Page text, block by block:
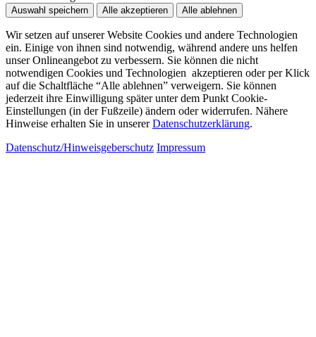
Auswahl speichern Alle akzeptieren Alle ablehnen
Wir setzen auf unserer Website Cookies und andere Technologien
ein. Einige von ihnen sind notwendig, während andere uns helfen
unser Onlineangebot zu verbessern. Sie können die nicht
notwendigen Cookies und Technologien akzeptieren oder per Klick
auf die Schaltfläche “Alle ablehnen” verweigern. Sie können
jederzeit ihre Einwilligung später unter dem Punkt Cookie-
Einstellungen (in der Fußzeile) ändern oder widerrufen. Nähere
Hinweise erhalten Sie in unsererDatenschutzerklärung.
Datenschutz/Hinweisgeberschutz Impressum